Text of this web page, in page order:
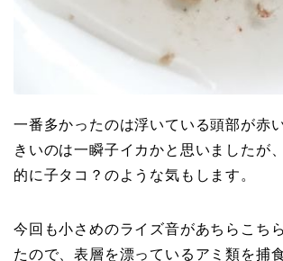
一番多かったのは浮いている頭部が赤
きいのは一瞬子イカかと思いましたが
的に子タコ？のような気もします。
今回も小さめのライズ音があちらこち
たので、表層を漂っているアミ類を捕